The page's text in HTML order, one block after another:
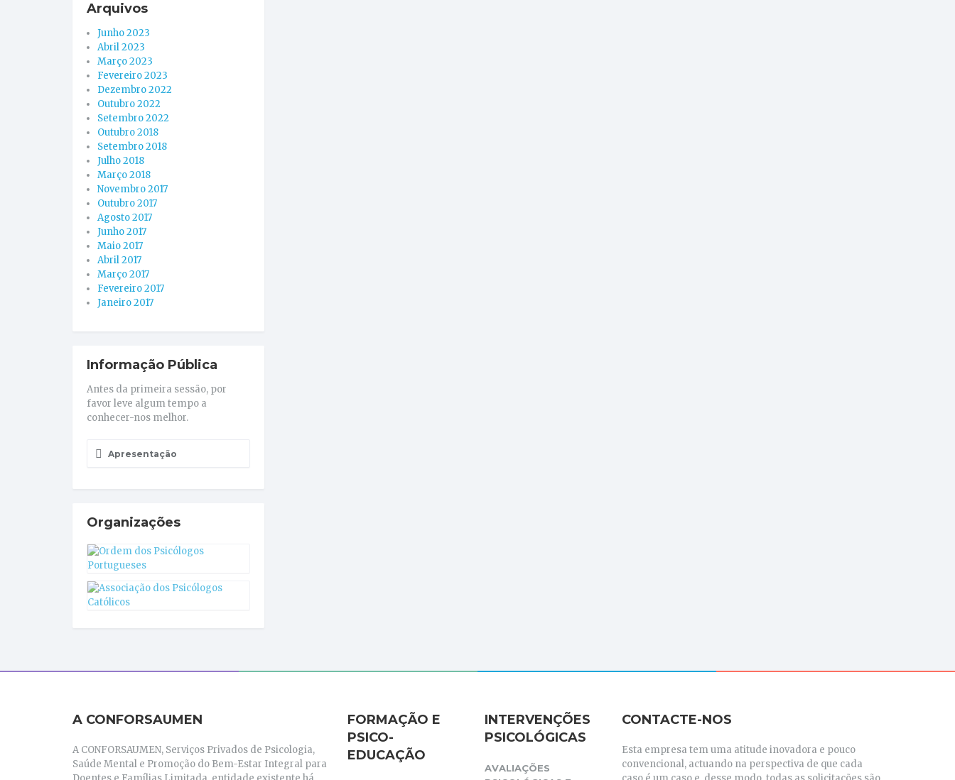
Arquivos
Junho 2023
Abril 2023
Março 2023
Fevereiro 2023
Dezembro 2022
Outubro 2022
Setembro 2022
Outubro 2018
Setembro 2018
Julho 2018
Março 2018
Novembro 2017
Outubro 2017
Agosto 2017
Junho 2017
Maio 2017
Abril 2017
Março 2017
Fevereiro 2017
Janeiro 2017
Informação Pública
Antes da primeira sessão, por
favor leve algum tempo a
conhecer-nos melhor.
Apresentação
Organizações
A CONFORSAUMEN
A CONFORSAUMEN, Serviços Privados de Psicologia,
Saúde Mental e Promoção do Bem-Estar Integral para
FORMAÇÃO E
PSICO-
EDUCAÇÃO
INTERVENÇÕES
PSICOLÓGICAS
AVALIAÇÕES
CONTACTE-NOS
Esta empresa tem uma atitude inovadora e pouco
convencional, actuando na perspectiva de que cada